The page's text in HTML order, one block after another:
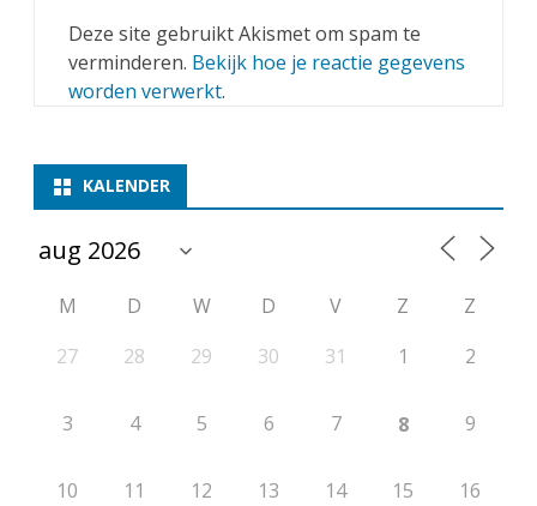
Deze site gebruikt Akismet om spam te
verminderen. Bekijk hoe je reactie gegevens
worden verwerkt.
KALENDER
M D W D V Z
Z
27
28 29 30 31 1 2
3 4 5 6 7 8 9
10 11 12 13 14 15 16